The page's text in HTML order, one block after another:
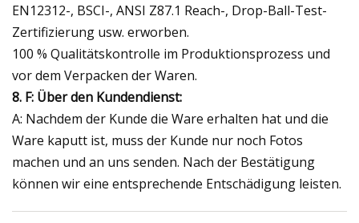
EN12312-, BSCI-, ANSI Z87.1 Reach-, Drop-Ball-Test-
Zertifizierung usw. erworben.
100 % Qualitätskontrolle im Produktionsprozess und
vor dem Verpacken der Waren.
8. F: Über den Kundendienst:
A: Nachdem der Kunde die Ware erhalten hat und die
Ware kaputt ist, muss der Kunde nur noch Fotos
machen und an uns senden. Nach der Bestätigung
können wir eine entsprechende Entschädigung leisten.